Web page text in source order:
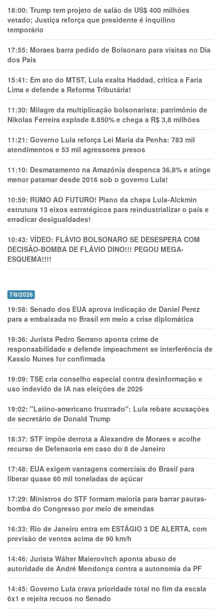
18:00: Trump tem projeto de salão de US$ 400 milhões
vetado; Justiça reforça que presidente é inquilino
temporário
17:55: Moraes barra pedido de Bolsonaro para visitas no Dia
dos Pais
15:41: Em ato do MTST, Lula exalta Haddad, critica a Faria
Lima e defende a Reforma Tributária!
11:30: Milagre da multiplicação bolsonarista: patrimônio de
Nikolas Ferreira explode 8.850% e chega a R$ 3,8 milhões
11:21: Governo Lula reforça Lei Maria da Penha: 783 mil
atendimentos e 53 mil agressores presos
11:10: Desmatamento na Amazônia despenca 36,8% e atinge
menor patamar desde 2016 sob o governo Lula!
10:59: RUMO AO FUTURO! Plano da chapa Lula-Alckmin
estrutura 13 eixos estratégicos para reindustrializar o país e
erradicar desigualdades!
10:43: VÍDEO: FLÁVIO BOLSONARO SE DESESPERA COM
DECISÃO-BOMBA DE FLÁVIO DINO!!! PEGOU MEGA-
ESQUEMA!!!!
7/8/2026
19:58: Senado dos EUA aprova indicação de Daniel Perez
para a embaixada no Brasil em meio a crise diplomática
19:36: Jurista Pedro Serrano aponta crime de
responsabilidade e defende impeachment se interferência de
Kassio Nunes for confirmada
19:09: TSE cria conselho especial contra desinformação e
uso indevido de IA nas eleições de 2026
19:02: "Latino-americano frustrado": Lula rebate acusações
de secretário de Donald Trump
18:37: STF impõe derrota a Alexandre de Moraes e acolhe
recurso de Defensoria em caso do 8 de Janeiro
17:48: EUA exigem vantagens comerciais do Brasil para
liberar quase 60 mil toneladas de açúcar
17:29: Ministros do STF formam maioria para barrar pautas-
bomba do Congresso por meio de emendas
16:33: Rio de Janeiro entra em ESTÁGIO 3 DE ALERTA, com
previsão de ventos acima de 90 km/h
14:46: Jurista Wálter Maierovitch aponta abuso de
autoridade de André Mendonça contra a autonomia da PF
14:45: Governo Lula crava prioridade total no fim da escala
6x1 e rejeita recuos no Senado